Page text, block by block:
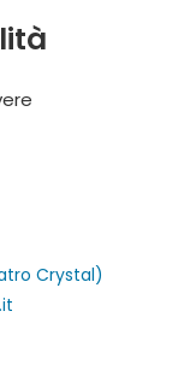
Crystal)